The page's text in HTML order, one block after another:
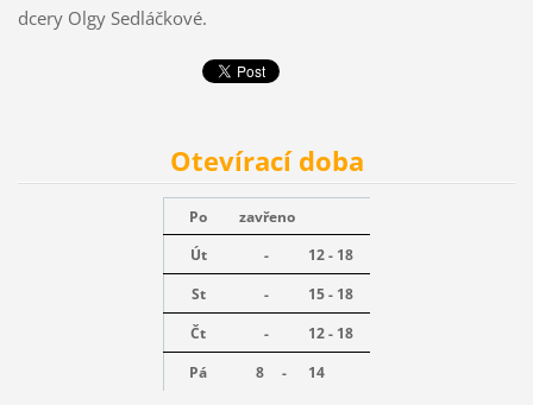
dcery Olgy Sedláčkové.
Otevírací doba
Po
zavřeno
Út
-
12 - 18
St
-
15 - 18
Čt
-
12 - 18
Pá
8 - 14